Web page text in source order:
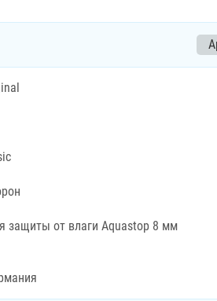
защиты от влаги Aquastop 8 мм